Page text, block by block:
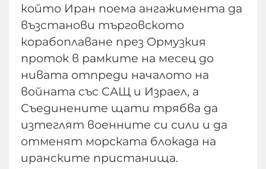
който Иран поема ангажимента да
възстанови търговското
корабоплаване през Ормузкия
проток в рамките на месец до
нивата отпреди началото на
войната със САЩ и Израел, а
Съединените щати трябва да
изтеглят военните си сили и да
отменят морската блокада на
иранските пристанища.